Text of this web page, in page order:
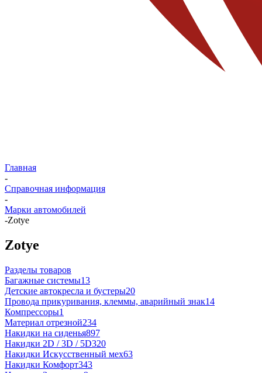
Главная
-
Справочная информация
-
Марки автомобилей
-Zotye
Zotye
Разделы товаров
Багажные системы13
Детские автокресла и бустеры20
Провода прикуривания, клеммы, аварийный знак14
Компрессоры1
Материал отрезной234
Накидки на сиденья897
Накидки 2D / 3D / 5D320
Накидки Искусственный мех63
Накидки Комфорт343